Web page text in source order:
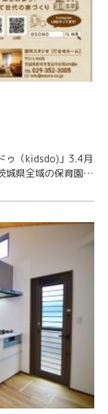
ゥ（kidsdo)」3.4月
城県全域の保育園や